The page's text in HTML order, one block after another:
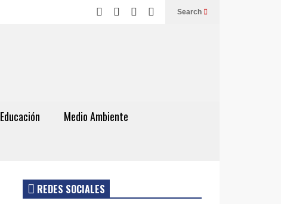
Search
Educación
Medio Ambiente
REDES SOCIALES